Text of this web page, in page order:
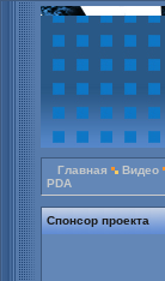
Главная Видео
PDA
Спонсор проекта